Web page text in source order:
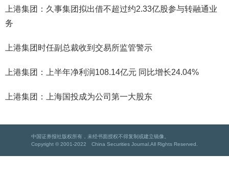
上港集团：久事集团拟出借不超过约2.33亿股参与转融通业
务
上港集团时任副总裁收到交易所监管警示
上港集团：上半年净利润108.14亿元 同比增长24.04%
上港集团：上海国投成为公司第一大股东
中国证券报社版权所有，未经书面授权不得复制或建立镜像。
Copyright © 2001-2022 China Securities Journal.All Rights Reserved.